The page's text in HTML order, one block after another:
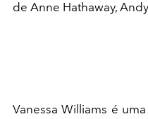
de Anne Hathaway,
Vanessa Williams é